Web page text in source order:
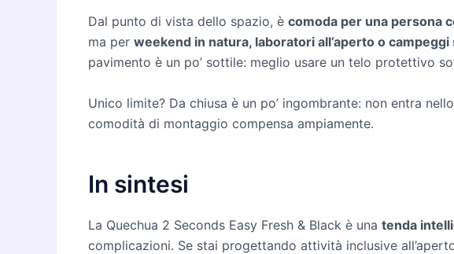
Dal punto di vista dello spazio, è comoda per una persona
ma per weekend in natura, laboratori all’aperto o
pavimento è un po’ sottile: meglio usare un telo protettivo
Unico limite? Da chiusa è un po’ ingombrante: non entra
comodità di montaggio compensa ampiamente.
In sintesi
La Quechua 2 Seconds Easy Fresh & Black è una tenda
complicazioni. Se stai progettando attività inclusive